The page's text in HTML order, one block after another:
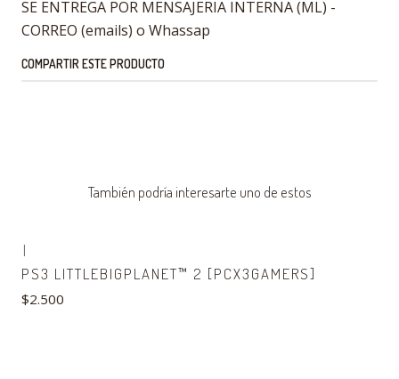
SE ENTREGA POR MENSAJERIA INTERNA (ML) -
CORREO (emails) o Whassap
COMPARTIR ESTE PRODUCTO
También podría interesarte uno de estos
|
PS3 LITTLEBIGPLANET™ 2 [PCX3GAMERS]
$2.500